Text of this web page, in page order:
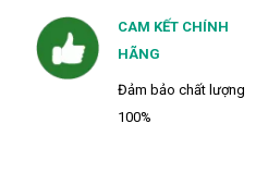
CAM KẾT CHÍNH
HÃNG
Đảm bảo chất lượng
100%